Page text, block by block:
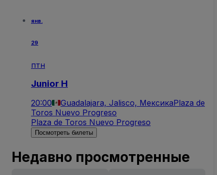
янв.
29
птн
Junior H
20:00 Guadalajara, Jalisco, МексикаPlaza de
Toros Nuevo Progreso
Plaza de Toros Nuevo Progreso
Посмотреть билеты
Недавно просмотренные